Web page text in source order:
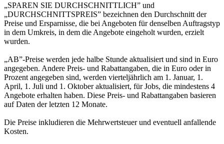
„SPAREN SIE DURCHSCHNITTLICH” und
„DURCHSCHNITTSPREIS” bezeichnen den Durchschnitt der
Preise und Ersparnisse, die bei Angeboten für denselben Auftragstyp
in dem Umkreis, in dem die Angebote eingeholt wurden, erzielt
wurden.
„AB”-Preise werden jede halbe Stunde aktualisiert und sind in Euro
angegeben. Andere Preis- und Rabattangaben, die in Euro oder in
Prozent angegeben sind, werden vierteljährlich am 1. Januar, 1.
April, 1. Juli und 1. Oktober aktualisiert, für Jobs, die mindestens 4
Angebote erhalten haben. Diese Preis- und Rabattangaben basieren
auf Daten der letzten 12 Monate.
Die Preise inkludieren die Mehrwertsteuer und eventuell anfallende
Kosten.